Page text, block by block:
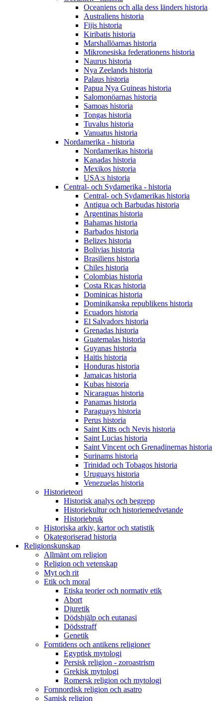
Oceaniens och alla dess länders historia
Australiens historia
Fijis historia
Kiribatis historia
Marshallöarnas historia
Mikronesiska federationens historia
Naurus historia
Nya Zeelands historia
Palaus historia
Papua Nya Guineas historia
Salomonöarnas historia
Samoas historia
Tongas historia
Tuvalus historia
Vanuatus historia
Nordamerika - historia
Nordamerikas historia
Kanadas historia
Mexikos historia
USA:s historia
Central- och Sydamerika - historia
Central- och Sydamerikas historia
Antigua och Barbudas historia
Argentinas historia
Bahamas historia
Barbados historia
Belizes historia
Bolivias historia
Brasiliens historia
Chiles historia
Colombias historia
Costa Ricas historia
Dominicas historia
Dominikanska republikens historia
Ecuadors historia
El Salvadors historia
Grenadas historia
Guatemalas historia
Guyanas historia
Haitis historia
Honduras historia
Jamaicas historia
Kubas historia
Nicaraguas historia
Panamas historia
Paraguays historia
Perus historia
Saint Kitts och Nevis historia
Saint Lucias historia
Saint Vincent och Grenadinernas historia
Surinams historia
Trinidad och Tobagos historia
Uruguays historia
Venezuelas historia
Historieteori
Historisk analys och begrepp
Historiekultur och historiemedvetande
Historiebruk
Historiska arkiv, kartor och statistik
Okategoriserad historia
Religionskunskap
Allmänt om religion
Religion och vetenskap
Myt och rit
Etik och moral
Etiska teorier och normativ etik
Abort
Djuretik
Dödshjälp och eutanasi
Dödsstraff
Genetik
Forntidens och antikens religioner
Egyptisk mytologi
Persisk religion - zoroastrism
Grekisk mytologi
Romersk religion och mytologi
Fornnordisk religion och asatro
Samisk religion